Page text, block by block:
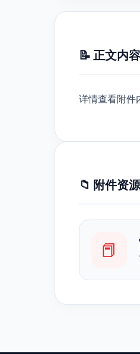
📝 正文内容
详情查看附件
📁 附件资
📕